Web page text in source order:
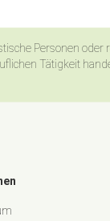
Personen
Tätigkeit